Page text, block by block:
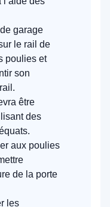
garage
le rail de
poulies et
son
être
des
aux poulies
de la porte
les